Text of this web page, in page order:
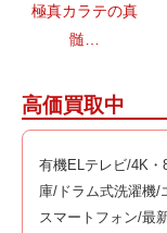
極真カラテの真
髄…
高価買取中
有機ELテレビ/4K
庫/ドラム式洗濯機/
スマートフォン/最